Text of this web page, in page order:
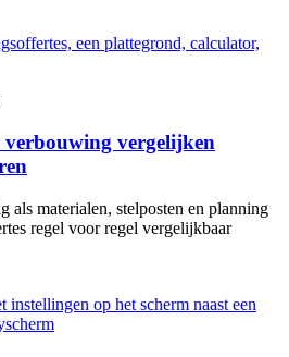
verbouwing vergelijken
als materialen, stelposten en planning
regel voor regel vergelijkbaar